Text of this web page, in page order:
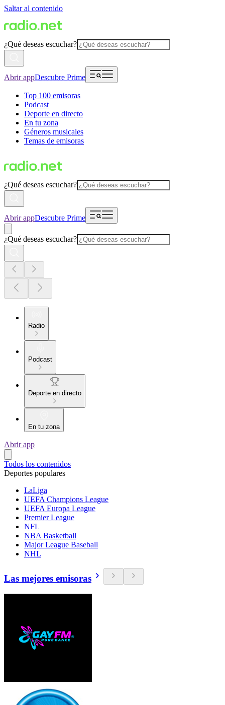
Saltar al contenido
¿Qué deseas escuchar?
Abrir appDescubre Prime
Top 100 emisoras
Podcast
Deporte en directo
En tu zona
Géneros musicales
Temas de emisoras
¿Qué deseas escuchar?
Abrir appDescubre Prime
¿Qué deseas escuchar?
Radio
Podcast
Deporte en directo
En tu zona
Abrir app
Todos los contenidos
Deportes populares
LaLiga
UEFA Champions League
UEFA Europa League
Premier League
NFL
NBA Basketball
Major League Baseball
NHL
Las mejores emisoras